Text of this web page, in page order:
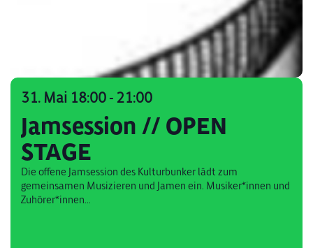
31. Mai 18:00 - 21:00
Jamsession // OPEN
STAGE
Die offene Jamsession des Kulturbunker lädt zum
gemeinsamen Musizieren und Jamen ein. Musiker*innen und
Zuhörer*innen...